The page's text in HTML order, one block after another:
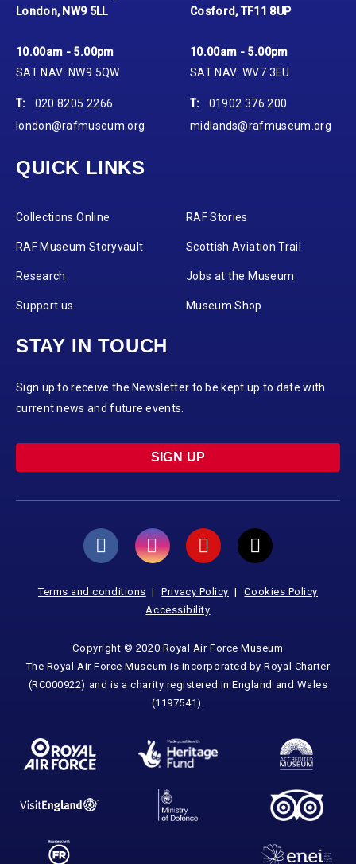
London, NW9 5LL
10.00am - 5.00pm
SAT NAV: NW9 5QW
T:
020 8205 2266
london@rafmuseum.org
Cosford, TF11 8UP
10.00am - 5.00pm
SAT NAV: WV7 3EU
T:
01902 376 200
midlands@rafmuseum.org
QUICK LINKS
Collections Online RAF Stories
RAF Museum Storyvault Scottish Aviation Trail
Research Jobs at the Museum
Support us Museum Shop
STAY IN TOUCH
Sign up to receive the Newsletter to be kept up to date with
current news and future events.
SIGN UP
Terms and conditions Privacy Policy
Cookies Policy
Accessibility
Copyright © 2020 Royal Air Force Museum
The Royal Air Force Museum is incorporated by Royal Charter
(RC000922) and is a charity registered in England and Wales
(1197541).